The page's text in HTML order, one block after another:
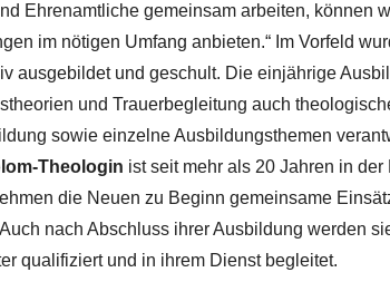
Ehrenamtliche gemeinsam arbeiten, können
im nötigen Umfang anbieten.“ Im Vorfeld
ausgebildet und geschult. Die einjährige
und Trauerbegleitung auch
sowie einzelne Ausbildungsthemen
Theologin ist seit mehr als 20 Jahren in
die Neuen zu Beginn gemeinsame
nach Abschluss ihrer Ausbildung werden
qualifiziert und in ihrem Dienst begleitet.